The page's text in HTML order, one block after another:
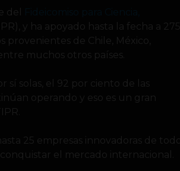
del
y ha apoyado hasta la fecha a 275
de Chile, México,
muchos otros países.
sí solas, el 92 por ciento de las
operando y eso es un gran
25 empresas innovadoras de todo
el mercado internacional.